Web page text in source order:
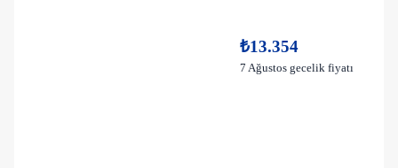
₺13.354
7 Ağustos gecelik fiyatı